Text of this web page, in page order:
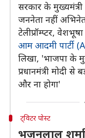
सरकार के
जननेता नहीं
टेलीप्रॉम्प्टर,
आम आदमी पार्टी
लिखा, 'भाजपा के
प्रधानमंत्री मोदी
और ना होगा'
ट्विटर पोस्ट
भजनलाल शर्मा